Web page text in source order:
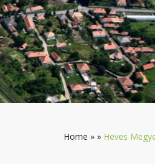
Home » » Heves